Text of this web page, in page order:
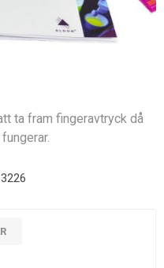
ta fram fingeravtryck då
3226